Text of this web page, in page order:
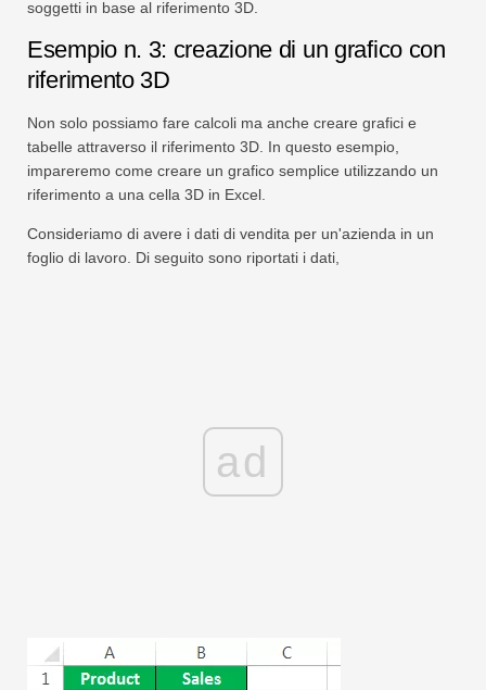
soggetti in base al riferimento 3D.
Esempio n. 3: creazione di un grafico con
riferimento 3D
Non solo possiamo fare calcoli ma anche creare grafici e
tabelle attraverso il riferimento 3D. In questo esempio,
impareremo come creare un grafico semplice utilizzando un
riferimento a una cella 3D in Excel.
Consideriamo di avere i dati di vendita per un'azienda in un
foglio di lavoro. Di seguito sono riportati i dati,
ad